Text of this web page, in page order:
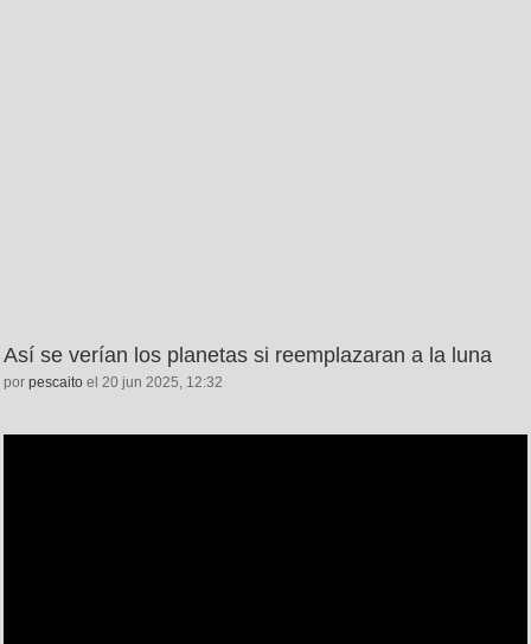
Así se verían los planetas si reemplazaran a la luna
por pescaito el 20 jun 2025, 12:32